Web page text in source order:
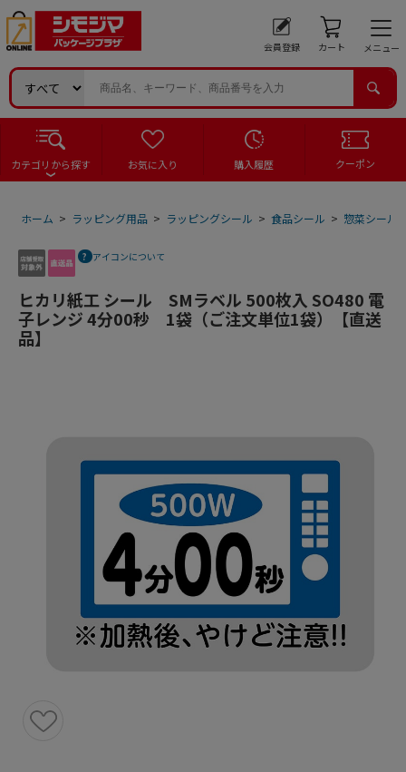
会員登録 カート メニュー
カテゴリから探す お気に入り 購入履歴 クーポン
ホーム > ラッピング用品 > ラッピングシール > 食品シール > 惣菜シール
アイコンについて
ヒカリ紙工 シール SMラベル 500枚入 SO480 電
子レンジ 4分00秒 1袋（ご注文単位1袋）【直送
品】